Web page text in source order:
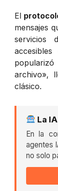
El
mensajes
servicios
archivo»,
clásico.
La
En la
agentes
no solo